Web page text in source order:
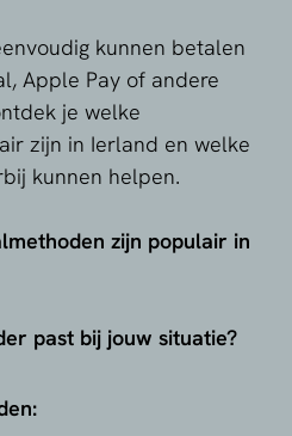
kunnen betalen
Apple Pay of andere
je welke
zijn in Ierland en welke
kunnen helpen.
zijn populair in
past bij jouw situatie?